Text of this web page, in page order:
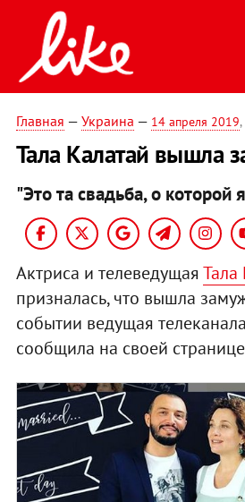
Главная — Украина — 14 апреля 2019
Тала Калатай вышла
"Это та свадьба, о которой
Актриса и телеведущаяТала
призналась, что вышла
событии ведущая
сообщила на своей